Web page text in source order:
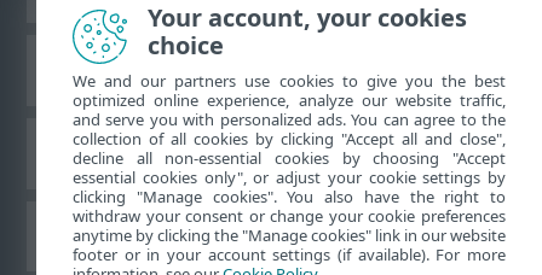
Base de conhecimento da ESET
Fórum ESET
Suporte regional
Your account, your cookies
choice
We and our partners use cookies to give you the best
optimized online experience, analyze our website traffic,
and serve you with personalized ads. You can agree to the
collection of all cookies by clicking "Accept all and close",
decline all non-essential cookies by choosing "Accept
essential cookies only", or adjust your cookie settings by
clicking "Manage cookies". You also have the right to
withdraw your consent or change your cookie preferences
anytime by clicking the "Manage cookies" link in our website
footer or in your account settings (if available). For more